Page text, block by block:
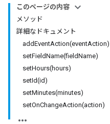
このページの内容
メソッド
詳細なドキュメント
addEventAction(eventAction)
setFieldName(fieldName)
setHours(hours)
setId(id)
setMinutes(minutes)
setOnChangeAction(action)